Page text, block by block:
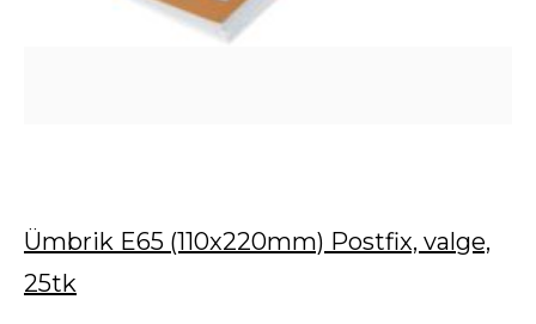
Ümbrik E65 (110x220mm) Postfix, valge,
25tk